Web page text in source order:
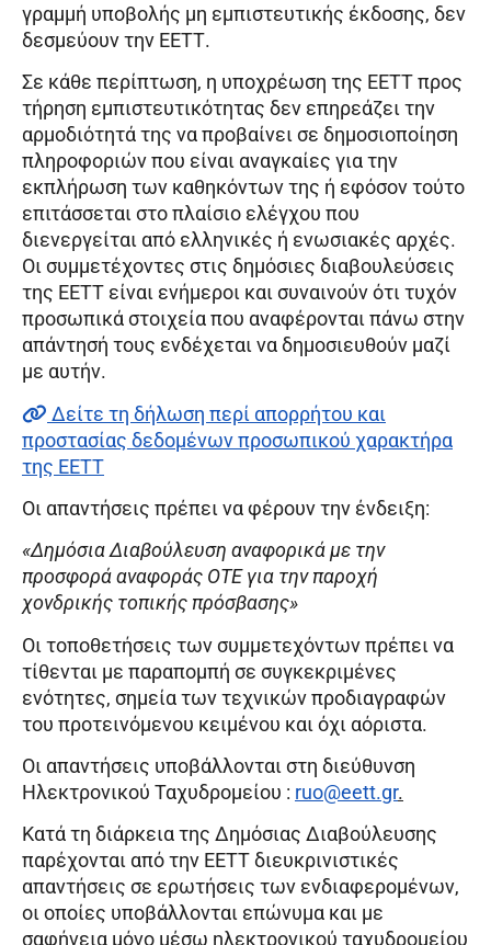
γραμμή υποβολής μη εμπιστευτικής έκδοσης, δεν
δεσμεύουν την ΕΕΤΤ.
Σε κάθε περίπτωση, η υποχρέωση της ΕΕΤΤ προς
τήρηση εμπιστευτικότητας δεν επηρεάζει την
αρμοδιότητά της να προβαίνει σε δημοσιοποίηση
πληροφοριών που είναι αναγκαίες για την
εκπλήρωση των καθηκόντων της ή εφόσον τούτο
επιτάσσεται στο πλαίσιο ελέγχου που
διενεργείται από ελληνικές ή ενωσιακές αρχές.
Οι συμμετέχοντες στις δημόσιες διαβουλεύσεις
της ΕΕΤΤ είναι ενήμεροι και συναινούν ότι τυχόν
προσωπικά στοιχεία που αναφέρονται πάνω στην
απάντησή τους ενδέχεται να δημοσιευθούν μαζί
με αυτήν.
Δείτε τη δήλωση περί απορρήτου και
προστασίας δεδομένων προσωπικού χαρακτήρα
της ΕΕΤΤ
Οι απαντήσεις πρέπει να φέρουν την ένδειξη:
«Δημόσια Διαβούλευση αναφορικά με την
προσφορά αναφοράς ΟΤΕ για την παροχή
χονδρικής τοπικής πρόσβασης»
Οι τοποθετήσεις των συμμετεχόντων πρέπει να
τίθενται με παραπομπή σε συγκεκριμένες
ενότητες, σημεία των τεχνικών προδιαγραφών
του προτεινόμενου κειμένου και όχι αόριστα.
Οι απαντήσεις υποβάλλονται στη διεύθυνση
Ηλεκτρονικού Ταχυδρομείου : ruo@eett.gr.
Κατά τη διάρκεια της Δημόσιας Διαβούλευσης
παρέχονται από την ΕΕΤΤ διευκρινιστικές
απαντήσεις σε ερωτήσεις των ενδιαφερομένων,
οι οποίες υποβάλλονται επώνυμα και με
σαφήνεια µόνο µέσω ηλεκτρονικού ταχυδρομείου